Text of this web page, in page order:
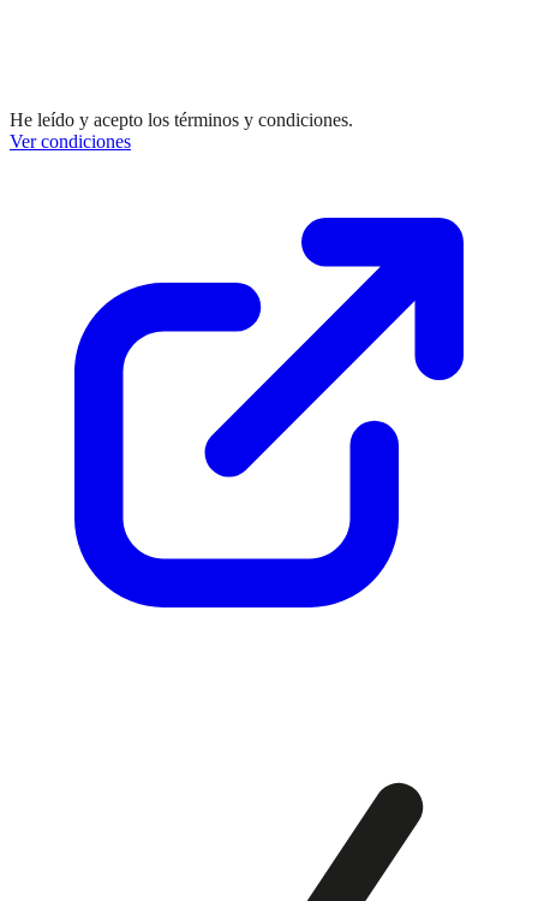
He leído y acepto los términos y condiciones.
Ver condiciones